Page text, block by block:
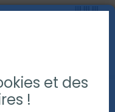
DE TUBE
et des
!